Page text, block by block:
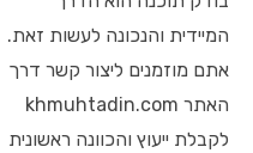
המיידית והנכונה לעשות זאת.
אתם מוזמנים ליצור קשר דרך
האתר khmuhtadin.com
לקבלת ייעוץ והכוונה ראשונית